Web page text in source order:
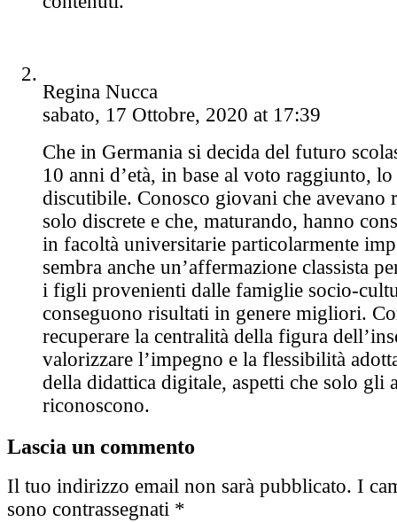
Regina Nucca
sabato, 17 Ottobre, 2020 at 17:39
Che in Germania si decida del futuro
10 anni d’età, in base al voto raggiunto,
discutibile. Conosco giovani che avevano
solo discrete e che, maturando, hanno
in facoltà universitarie particolarmente
sembra anche un’affermazione classista
i figli provenienti dalle famiglie socio-
conseguono risultati in genere migliori.
recuperare la centralità della figura
valorizzare l’impegno e la flessibilità
della didattica digitale, aspetti che solo gli
riconoscono.
Lascia un commento
Il tuo indirizzo email non sarà pubblicato. I
sono contrassegnati *